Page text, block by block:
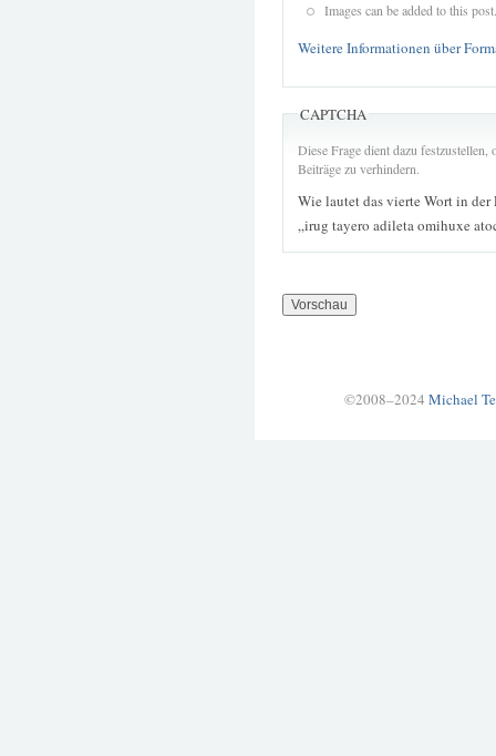
Images can be added to this post.
Weitere Informationen über
CAPTCHA
Diese Frage dient dazu
Beiträge zu verhindern.
Wie lautet das vierte Wort in der
„irug tayero adileta omihuxe
©2008–2024 Michael